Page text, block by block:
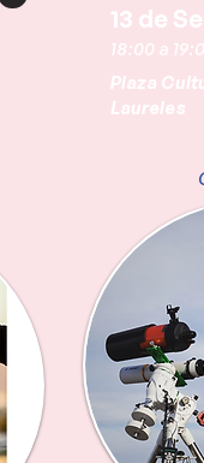
13 de
18:00 a
Plaza
Laureles